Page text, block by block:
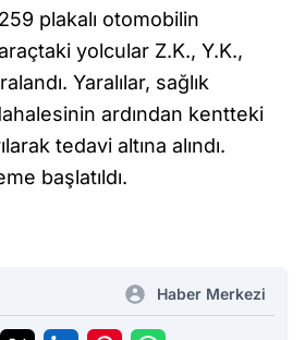
plakalı otomobilin
yolcular Z.K., Y.K.,
Yaralılar, sağlık
ardından kentteki
tedavi altına alındı.
başlatıldı.
Haber Merkezi